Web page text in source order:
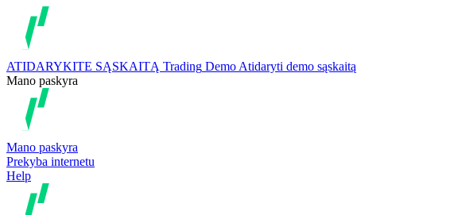
ATIDARYKITE SĄSKAITĄ Trading Demo Atidaryti demo sąskaitą
Mano paskyra
Mano paskyra
Prekyba internetu
Help